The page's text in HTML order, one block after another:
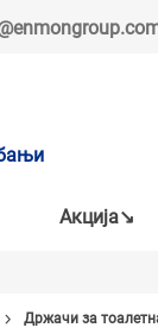
Акцијa↘
Држачи за